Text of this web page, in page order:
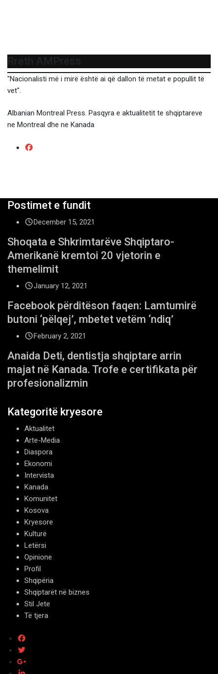
Rreth AMPress
"Nacionalisti më i mirë është ai që dallon të metat e popullit të
vet".
Albanian Montreal Press. Pasqyra e aktualitetit te shqiptareve
ne Montreal dhe ne Kanada
Postimet e fundit
December 15, 2021
Shoqata e Shkrimtarëve Shqiptaro-
Amerikanë kremtoi 20 vjetorin e
themelimit
January 12, 2021
Facebook përditëson faqen: Lamtumirë
butoni ‘pëlqej’, mbetet vetëm ‘ndiq’
February 2, 2021
Anaida Deti, dentistja shqiptare arrin
majat në Kanada. Trofe e certifikata për
profesionalizmin
Kategoritë kryesore
Aktualitet
Arte-Media
Diaspora
Ekonomi
Intervista
Kanada
Komunitet
Kosova
Kryesore
Kulturë
Letërsi
Opinione
Profil
Shqipëria
Shqiptarët në biznes
Stil Jete
Të tjera